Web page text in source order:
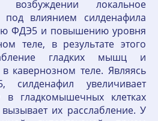
возбуждении локальное
влиянием силденафила
ФДЭ5 и повышению уровня
теле, в результате этого
гладких мышц и
кавернозном теле. Являясь
силденафил увеличивает
гладкомышечных клетках
их расслабление. У